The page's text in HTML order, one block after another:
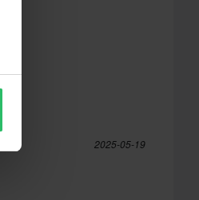
2025-05-19